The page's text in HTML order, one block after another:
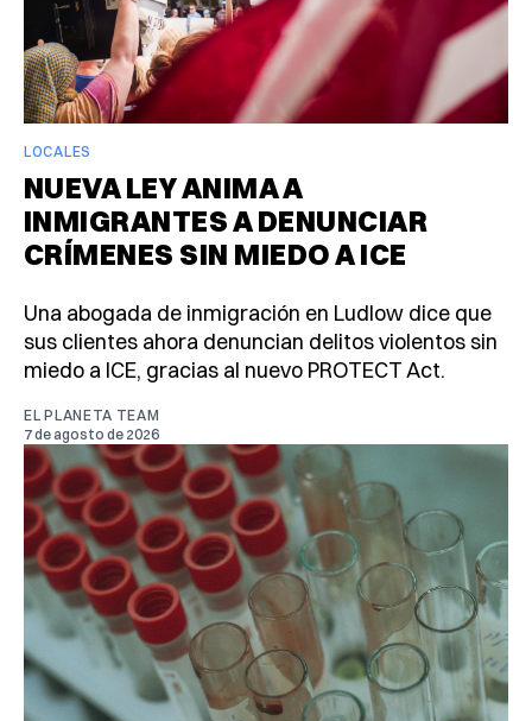
LOCALES
NUEVA LEY ANIMA A
INMIGRANTES A DENUNCIAR
CRÍMENES SIN MIEDO A ICE
Una abogada de inmigración en Ludlow dice que
sus clientes ahora denuncian delitos violentos sin
miedo a ICE, gracias al nuevo PROTECT Act.
EL PLANETA TEAM
7 de agosto de 2026